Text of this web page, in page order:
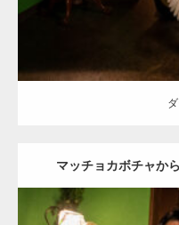
マッチョカボチャか